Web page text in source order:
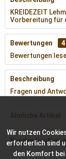
KREIDEZEIT
Vorbereitung für
Bewertungen
4
Bewertungen
Beschreibung
Fragen und
Ähnliche Artikel
Kunden kauften
Wir nutzen
erforderlich sind
den Komfort bei